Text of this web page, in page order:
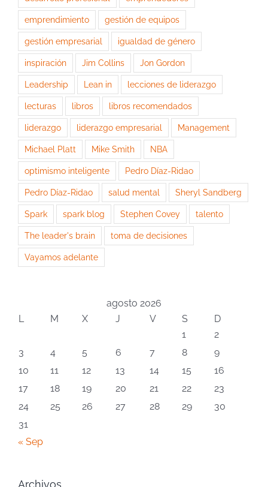
emprendimiento gestión de equipos
gestión empresarial igualdad de género
inspiración Jim Collins Jon Gordon
Leadership Lean in lecciones de liderazgo
lecturas libros libros recomendados
liderazgo liderazgo empresarial Management
Michael Platt Mike Smith NBA
optimismo inteligente Pedro Díaz-Ridao
Pedro Díaz-Ridao salud mental Sheryl Sandberg
Spark spark blog Stephen Covey talento
The leader's brain toma de decisiones
Vayamos adelante
agosto 2026
L
M X J V S
D
1
2
3
4 5 6 7 8
9
10
11 12 13 14 15
16
17
18 19 20 21 22
23
24
25 26 27 28 29
30
31
« Sep